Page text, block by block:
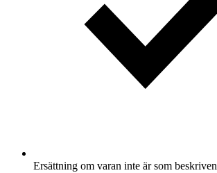
Ersättning om varan inte är som beskriven